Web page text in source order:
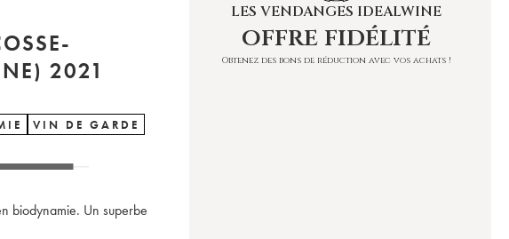
MAISONNEUVE (DOMAINE) 2021
VIN DE GARDE
biodynamie. Un superbe
LES VENDANGES IDEALWINE
offre fidélité
Obtenez des bons de réduction avec vos achats !